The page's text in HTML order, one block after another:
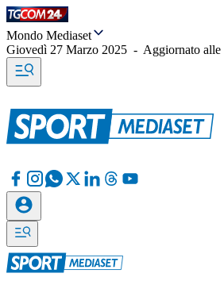
Mondo Mediaset
Giovedì 27 Marzo 2025 - Aggiornato alle